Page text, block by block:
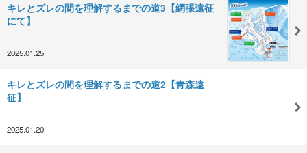
キレとズレの間を理解するまでの道3【網張遠征
にて】
2025.01.25
キレとズレの間を理解するまでの道2【青森遠
征】
2025.01.20